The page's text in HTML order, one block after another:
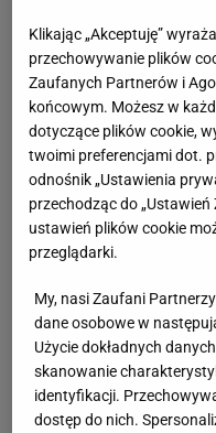
Klikając „Akceptuję”
przechowywanie plików
Zaufanych Partnerów i
końcowym. Możesz w
dotyczące plików cookie,
twoimi preferencjami dot.
odnośnik „Ustawienia
przechodząc do
ustawień plików cookie
przeglądarki.
My, nasi Zaufani
dane osobowe w
Użycie dokładnych
skanowanie
identyfikacji.
dostęp do nich.